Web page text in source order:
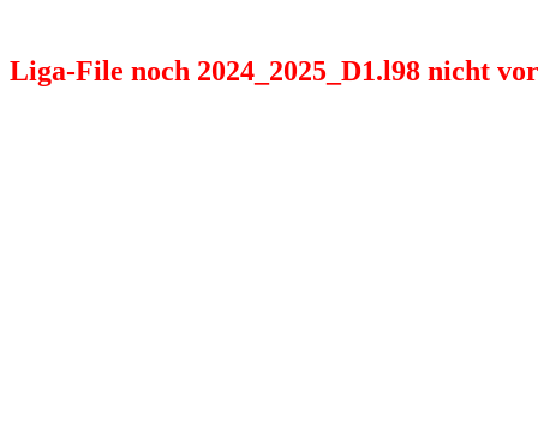
Liga-File noch 2024_2025_D1.l98 nicht